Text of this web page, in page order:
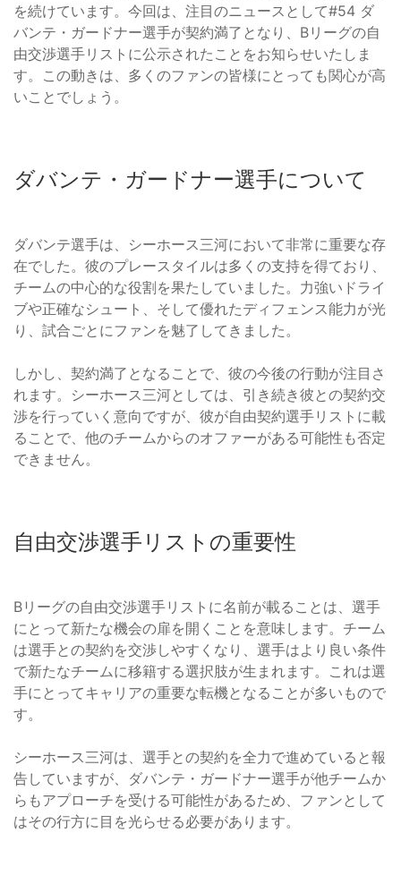
を続けています。今回は、注目のニュースとして#54 ダ
バンテ・ガードナー選手が契約満了となり、Bリーグの自
由交渉選手リストに公示されたことをお知らせいたしま
す。この動きは、多くのファンの皆様にとっても関心が高
いことでしょう。
ダバンテ・ガードナー選手について
ダバンテ選手は、シーホース三河において非常に重要な存
在でした。彼のプレースタイルは多くの支持を得ており、
チームの中心的な役割を果たしていました。力強いドライ
ブや正確なシュート、そして優れたディフェンス能力が光
り、試合ごとにファンを魅了してきました。
しかし、契約満了となることで、彼の今後の行動が注目さ
れます。シーホース三河としては、引き続き彼との契約交
渉を行っていく意向ですが、彼が自由契約選手リストに載
ることで、他のチームからのオファーがある可能性も否定
できません。
自由交渉選手リストの重要性
Bリーグの自由交渉選手リストに名前が載ることは、選手
にとって新たな機会の扉を開くことを意味します。チーム
は選手との契約を交渉しやすくなり、選手はより良い条件
で新たなチームに移籍する選択肢が生まれます。これは選
手にとってキャリアの重要な転機となることが多いもので
す。
シーホース三河は、選手との契約を全力で進めていると報
告していますが、ダバンテ・ガードナー選手が他チームか
らもアプローチを受ける可能性があるため、ファンとして
はその行方に目を光らせる必要があります。